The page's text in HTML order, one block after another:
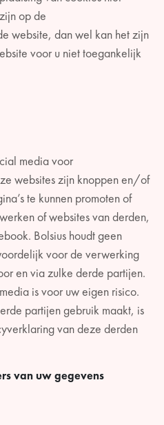
op de
website, dan wel kan het zijn
voor u niet toegankelijk
media voor
websites zijn knoppen en/of
te kunnen promoten of
of websites van derden,
Bolsius houdt geen
voor de verwerking
en via zulke derde partijen.
is voor uw eigen risico.
partijen gebruik maakt, is
van deze derden
van uw gegevens